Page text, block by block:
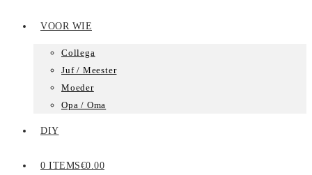
VOOR WIE
Collega
Juf / Meester
Moeder
Opa / Oma
DIY
0 ITEMS€0.00